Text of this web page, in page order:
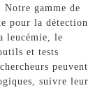
Notre gamme de
pour la détection
leucémie, le
et tests
peuvent
suivre leur